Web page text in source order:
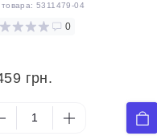
5311479-04
0
грн.